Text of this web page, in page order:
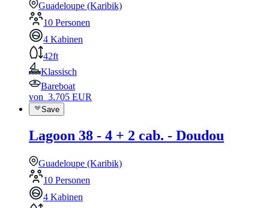
Guadeloupe (Karibik)
10 Personen
4 Kabinen
42ft
Klassisch
Bareboat
von 3.705 EUR
Save
Lagoon 38 - 4 + 2 cab. - Doudou
Guadeloupe (Karibik)
10 Personen
4 Kabinen